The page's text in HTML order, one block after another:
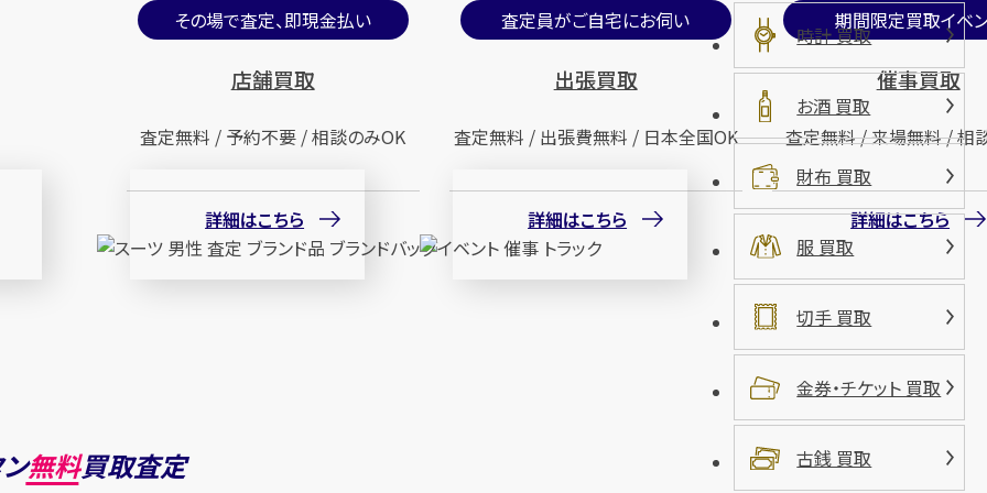
その場で査定、即現金払い
店舗買取
査定無料 / 予約不要 / 相談のみOK
詳細はこちら
査定員がご自宅にお伺い
出張買取
査定無料 / 出張費無料 / 日本全国OK
詳細はこちら
期間限定買取イベ
催事買取
査定無料 / 来場無料 / 相
詳細はこちら
ン無料買取査定
時計 買取
お酒 買取
財布 買取
服 買取
切手 買取
金券・チケット 買取
古銭 買取